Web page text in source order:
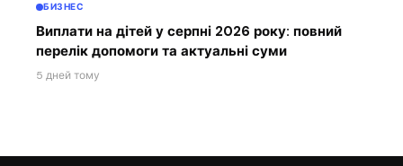
БИЗНЕС
Виплати на дітей у серпні 2026 року: повний
перелік допомоги та актуальні суми
5 дней тому